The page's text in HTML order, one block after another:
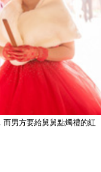
男方要給舅舅點燭禮的紅